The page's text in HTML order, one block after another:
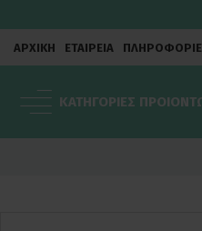
ΑΡΧΙΚΗ ΕΤΑΙΡΕΙΑ
ΚΑΤΗΓΟΡΙΕΣ